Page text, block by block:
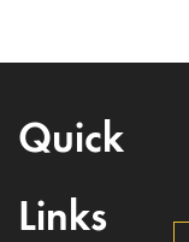
Quick
Links